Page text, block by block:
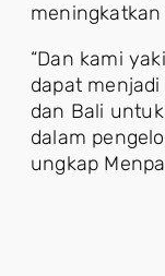
“Dan kami
dapat
dan Bali
dalam
ungkap